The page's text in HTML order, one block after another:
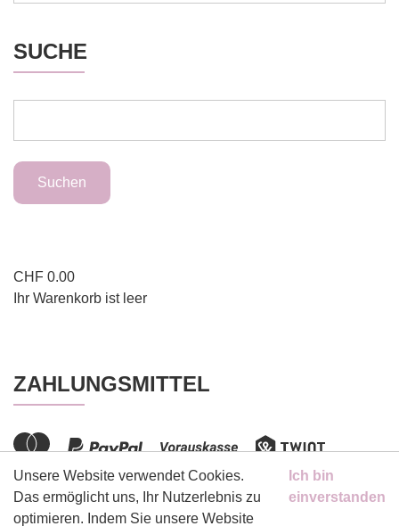
SUCHE
CHF 0.00
Ihr Warenkorb ist leer
ZAHLUNGSMITTEL
Unsere Website verwendet Cookies.
Das ermöglicht uns, Ihr Nutzerlebnis zu
optimieren. Indem Sie unsere Website
Ich bin
einverstanden